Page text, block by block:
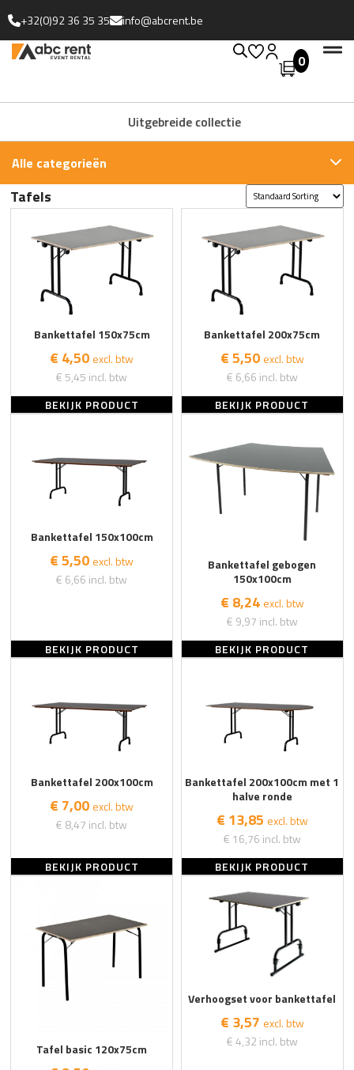
+32(0)92 36 35 35 info@abcrent.be
0
Uitgebreide collectie
Alle categorieën
Tafels
Bankettafel 150x75cm
€ 4,50 excl. btw
€ 5,45 incl. btw
BEKIJK PRODUCT
Bankettafel 200x75cm
€ 5,50 excl. btw
€ 6,66 incl. btw
BEKIJK PRODUCT
Bankettafel 150x100cm
€ 5,50 excl. btw
€ 6,66 incl. btw
BEKIJK PRODUCT
Bankettafel gebogen
150x100cm
€ 8,24 excl. btw
€ 9,97 incl. btw
BEKIJK PRODUCT
Bankettafel 200x100cm
€ 7,00 excl. btw
€ 8,47 incl. btw
BEKIJK PRODUCT
Bankettafel 200x100cm met 1
halve ronde
€ 13,85 excl. btw
€ 16,76 incl. btw
BEKIJK PRODUCT
Tafel basic 120x75cm
Verhoogset voor bankettafel
€ 3,57 excl. btw
€ 4,32 incl. btw